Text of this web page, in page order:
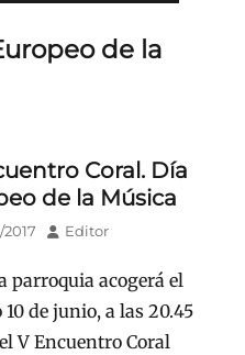
de la
Coral. Día
de la Música
AutorEditor
parroquia acogerá el
10 de junio, a las 20.45
V Encuentro Coral